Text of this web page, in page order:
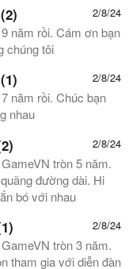
2/8/24
năm rồi. Cám ơn bạn
chúng tôi
2/8/24
năm rồi. Chúc bạn
nhau
2/8/24
tròn 5 năm.
đường dài. Hi
bó với nhau
2/8/24
tròn 3 năm.
tham gia với diễn đàn